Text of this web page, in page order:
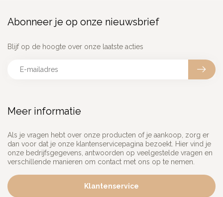
Meer informatie
Als je vragen hebt over onze producten of je aankoop, zorg er
dan voor dat je onze klantenservicepagina bezoekt. Hier vind je
onze bedrijfsgegevens, antwoorden op veelgestelde vragen en
verschillende manieren om contact met ons op te nemen.
Klantenservice
Abonneer je op onze nieuwsbrief
Blijf op de hoogte over onze laatste acties